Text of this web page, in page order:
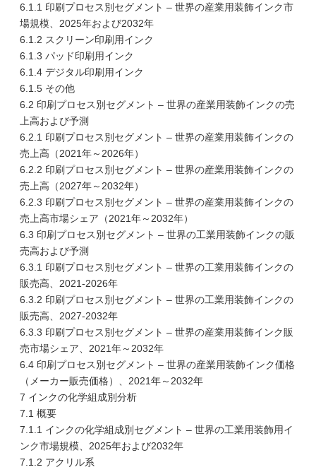
6.1.1 印刷プロセス別セグメント – 世界の産業用装飾インク市
場規模、2025年および2032年
6.1.2 スクリーン印刷用インク
6.1.3 パッド印刷用インク
6.1.4 デジタル印刷用インク
6.1.5 その他
6.2 印刷プロセス別セグメント – 世界の産業用装飾インクの売
上高および予測
6.2.1 印刷プロセス別セグメント – 世界の産業用装飾インクの
売上高（2021年～2026年）
6.2.2 印刷プロセス別セグメント – 世界の産業用装飾インクの
売上高（2027年～2032年）
6.2.3 印刷プロセス別セグメント – 世界の産業用装飾インクの
売上高市場シェア（2021年～2032年）
6.3 印刷プロセス別セグメント – 世界の工業用装飾インクの販
売高および予測
6.3.1 印刷プロセス別セグメント – 世界の工業用装飾インクの
販売高、2021-2026年
6.3.2 印刷プロセス別セグメント – 世界の工業用装飾インクの
販売高、2027-2032年
6.3.3 印刷プロセス別セグメント – 世界の産業用装飾インク販
売市場シェア、2021年～2032年
6.4 印刷プロセス別セグメント – 世界の産業用装飾インク価格
（メーカー販売価格）、2021年～2032年
7 インクの化学組成別分析
7.1 概要
7.1.1 インクの化学組成別セグメント – 世界の工業用装飾用イ
ンク市場規模、2025年および2032年
7.1.2 アクリル系